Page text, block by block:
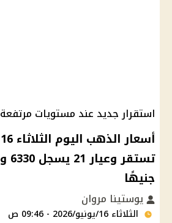
استقرار جديد عند مستويات مرتفعة
جنيهًا
يوستينا مروان
الثلاثاء 16/يونيو/2026 - 09:46 ص